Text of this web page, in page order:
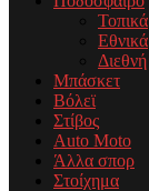
Τοπικά
Εθνικά
Διεθνή
Μπάσκετ
Βόλεϊ
Στίβος
Auto Moto
Άλλα σπορ
Στοίχημα